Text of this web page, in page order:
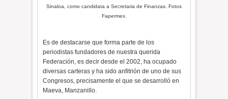
Sinaloa, como candidata a Secretaria de Finanzas. Fotos
Fapermex.
Es de destacarse que forma parte de los
periodistas fundadores de nuestra querida
Federación, es decir desde el 2002, ha ocupado
diversas carteras y ha sido anfitrión de uno de sus
Congresos, precisamente el que se desarrolló en
Maeva, Manzanillo.